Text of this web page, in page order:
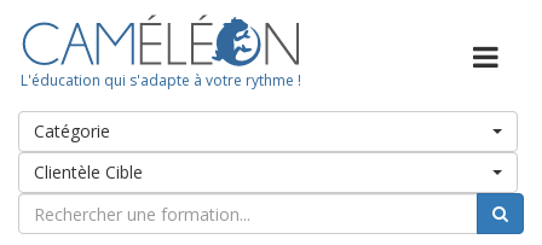
L'éducation qui s'adapte à votre rythme !
Catégorie
Clientèle Cible